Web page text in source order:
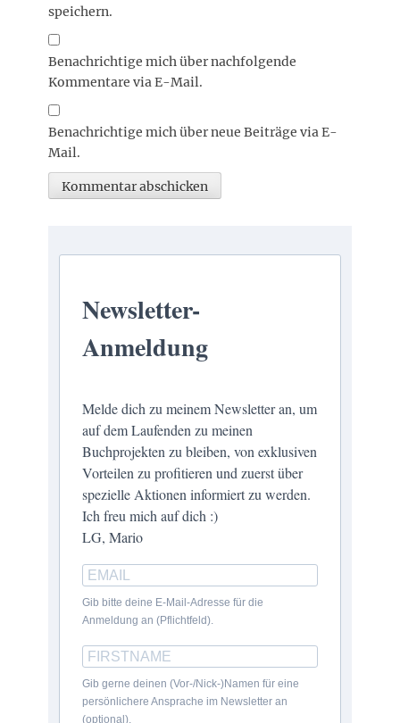
speichern.
Benachrichtige mich über nachfolgende
Kommentare via E-Mail.
Benachrichtige mich über neue Beiträge via E-
Mail.
Newsletter-
Anmeldung
Melde dich zu meinem Newsletter an, um
auf dem Laufenden zu meinen
Buchprojekten zu bleiben, von exklusiven
Vorteilen zu profitieren und zuerst über
spezielle Aktionen informiert zu werden.
Ich freu mich auf dich :)
LG, Mario
Gib bitte deine E-Mail-Adresse für die
Anmeldung an (Pflichtfeld).
Gib gerne deinen (Vor-/Nick-)Namen für eine
persönlichere Ansprache im Newsletter an
(optional).